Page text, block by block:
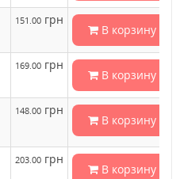
151.00 грн
В корзину
169.00 грн
В корзину
148.00 грн
В корзину
203.00 грн
В корзину